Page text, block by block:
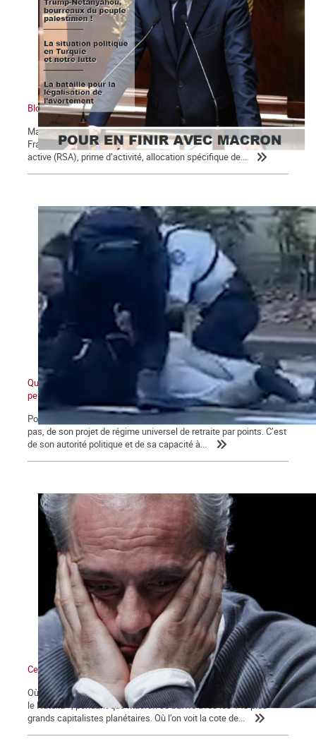
Bloc notes, La Commune n° 123
Macron, président des 5 % des ménages les plus riches Un
Français sur 10 perçoit des minima sociaux : revenu de solidarité
active (RSA), prime d’activité, allocation spécifique de...
Quand ceux d'en bas ne veulent plus et que ceux d'en haut ne
peuvent plus
Pour Macron, ce qui se joue aujourd’hui va au-delà de l’avenir, ou
pas, de son projet de régime universel de retraite par points. C’est
de son autorité politique et de sa capacité à...
Ce qui se dessine
Où l’on voit les médias bien mangeants se ruer vers « la ruée sur
le Nutella », pendant que Macron se baffre avec les 140 plus
grands capitalistes planétaires. Où l’on voit la cote de...